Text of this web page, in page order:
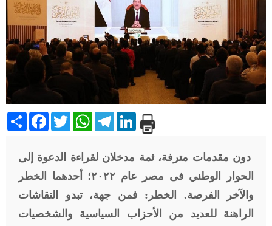
Share Facebook
TwitterWhatsAppTelegramLinkedIn
دون مقدمات مترفة، ثمة مدخلان لقراءة الدعوة إلى
الحوار الوطني فى مصر عام ٢٠٢٢؛ أحدهما الخطر
والآخر الفرصة. الخطر: فمن جهة، تبدو النقاشات
الراهنة للعديد من الأحزاب السياسية والشخصيات